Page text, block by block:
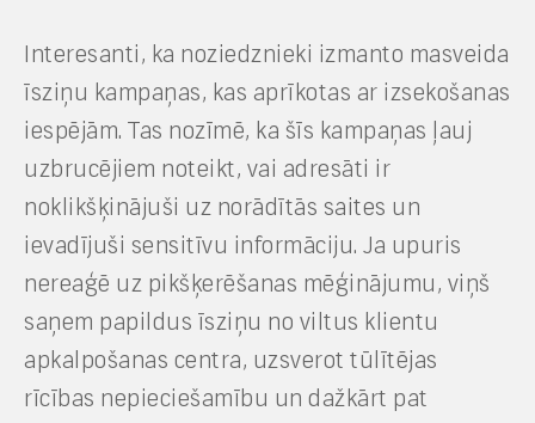
Interesanti, ka noziedznieki izmanto masveida
īsziņu kampaņas, kas aprīkotas ar izsekošanas
iespējām. Tas nozīmē, ka šīs kampaņas ļauj
uzbrucējiem noteikt, vai adresāti ir
noklikšķinājuši uz norādītās saites un
ievadījuši sensitīvu informāciju. Ja upuris
nereaģē uz pikšķerēšanas mēģinājumu, viņš
saņem papildus īsziņu no viltus klientu
apkalpošanas centra, uzsverot tūlītējas
rīcības nepieciešamību un dažkārt pat